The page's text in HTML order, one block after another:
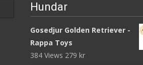
Hundar
Gosedjur Golden Retriever -
Rappa Toys
384 Views 279 kr